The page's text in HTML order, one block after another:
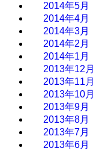
2014年5月
2014年4月
2014年3月
2014年2月
2014年1月
2013年12月
2013年11月
2013年10月
2013年9月
2013年8月
2013年7月
2013年6月